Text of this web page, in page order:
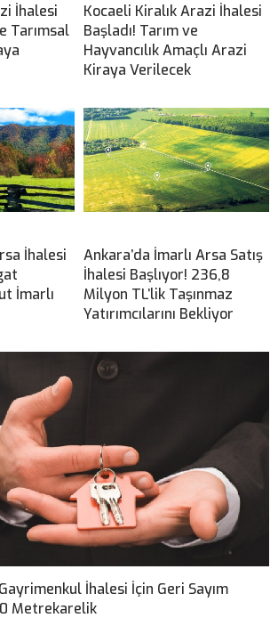
İhalesi
Tarımsal
Kocaeli Kiralık Arazi İhalesi
Başladı! Tarım ve
Hayvancılık Amaçlı Arazi
Kiraya Verilecek
İhalesi
İmarlı
Ankara’da İmarlı Arsa Satış
İhalesi Başlıyor! 236,8
Milyon TL’lik Taşınmaz
Yatırımcılarını Bekliyor
İhalesi İçin Geri Sayım
Metrekarelik